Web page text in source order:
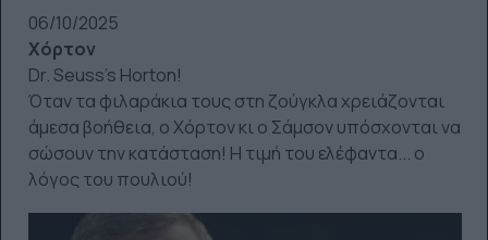
06/10/2025
Χόρτον
Dr. Seuss’s Horton!
Όταν τα φιλαράκια τους στη ζούγκλα χρειάζονται
άμεσα βοήθεια, ο Χόρτον κι ο Σάμσον υπόσχονται να
σώσουν την κατάσταση! Η τιμή του ελέφαντα... ο
λόγος του πουλιού!